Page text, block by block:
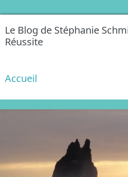
Le Blog de Stéphanie
Réussite
Accueil